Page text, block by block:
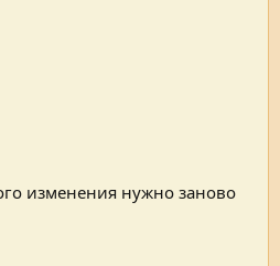
изменения нужно заново